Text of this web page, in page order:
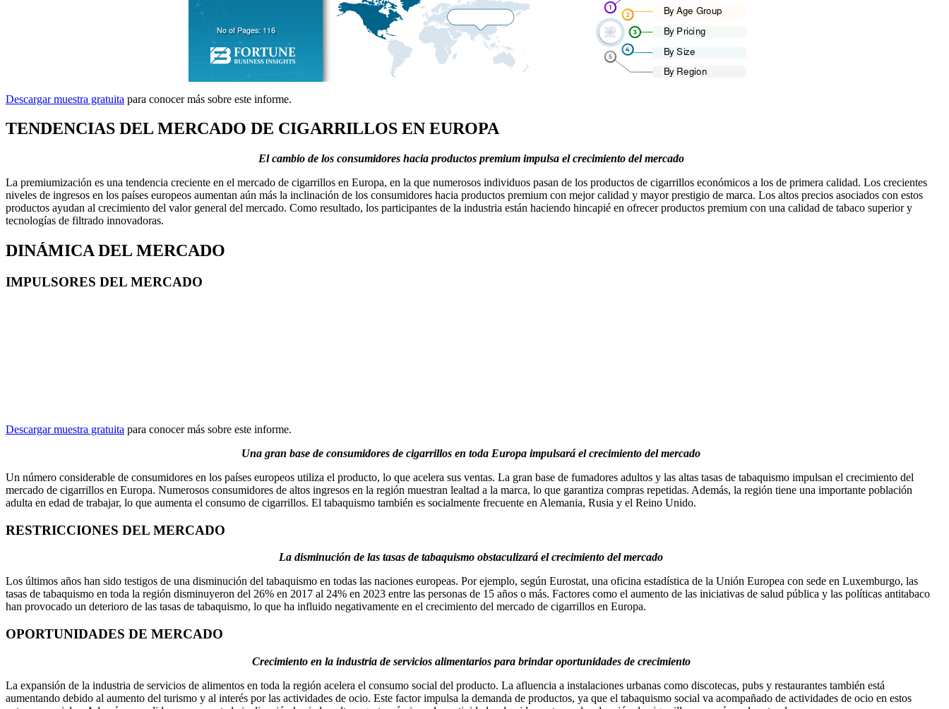
Descargar muestra gratuita para conocer más sobre este informe.
TENDENCIAS DEL MERCADO DE CIGARRILLOS EN EUROPA
El cambio de los consumidores hacia productos premium impulsa el crecimiento del mercado
La premiumización es una tendencia creciente en el mercado de cigarrillos en Europa, en la que numerosos individuos pasan de los productos de cigarrillos económicos a los de primera calidad. Los crecientes
niveles de ingresos en los países europeos aumentan aún más la inclinación de los consumidores hacia productos premium con mejor calidad y mayor prestigio de marca. Los altos precios asociados con estos
productos ayudan al crecimiento del valor general del mercado. Como resultado, los participantes de la industria están haciendo hincapié en ofrecer productos premium con una calidad de tabaco superior y
tecnologías de filtrado innovadoras.
DINÁMICA DEL MERCADO
IMPULSORES DEL MERCADO
Descargar muestra gratuita para conocer más sobre este informe.
Una gran base de consumidores de cigarrillos en toda Europa impulsará el crecimiento del mercado
Un número considerable de consumidores en los países europeos utiliza el producto, lo que acelera sus ventas. La gran base de fumadores adultos y las altas tasas de tabaquismo impulsan el crecimiento del
mercado de cigarrillos en Europa. Numerosos consumidores de altos ingresos en la región muestran lealtad a la marca, lo que garantiza compras repetidas. Además, la región tiene una importante población
adulta en edad de trabajar, lo que aumenta el consumo de cigarrillos. El tabaquismo también es socialmente frecuente en Alemania, Rusia y el Reino Unido.
RESTRICCIONES DEL MERCADO
La disminución de las tasas de tabaquismo obstaculizará el crecimiento del mercado
Los últimos años han sido testigos de una disminución del tabaquismo en todas las naciones europeas. Por ejemplo, según Eurostat, una oficina estadística de la Unión Europea con sede en Luxemburgo, las
tasas de tabaquismo en toda la región disminuyeron del 26% en 2017 al 24% en 2023 entre las personas de 15 años o más. Factores como el aumento de las iniciativas de salud pública y las políticas antitabaco
han provocado un deterioro de las tasas de tabaquismo, lo que ha influido negativamente en el crecimiento del mercado de cigarrillos en Europa.
OPORTUNIDADES DE MERCADO
Crecimiento en la industria de servicios alimentarios para brindar oportunidades de crecimiento
La expansión de la industria de servicios de alimentos en toda la región acelera el consumo social del producto. La afluencia a instalaciones urbanas como discotecas, pubs y restaurantes también está
aumentando debido al aumento del turismo y al interés por las actividades de ocio. Este factor impulsa la demanda de productos, ya que el tabaquismo social va acompañado de actividades de ocio en estos